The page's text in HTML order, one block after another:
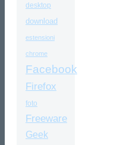
desktop
download
estensioni
chrome
Facebook
Firefox
foto
Freeware
Geek